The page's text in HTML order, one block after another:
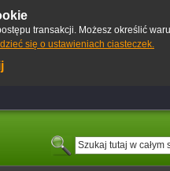
transakcji. Możesz określić
się o ustawieniach ciasteczek.